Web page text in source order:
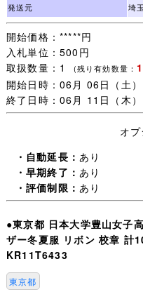
・お手数ですが下記を全て
承いただいたこととさせて
・日々学校生活に使われた
の汚れやダメージ以外は記
ます。
・【 評価：新規の方 いた
に質問欄からお約束ください
(「 入札します 」だけは不
が入札をお取り消しするこ
に困っています。
（いたずら落札は随時必ず
迷惑な方はごく一部で評価
が完了します。
一部の方のために誠に申し
発送元 埼
開始価格：*****円
入札単位：500円
取扱数量：1
(残り有効数量： 1
開始日時：06月 06日（土
終了日時：06月 11日（木
オ
・自動延長： あり
・早期終了： あり
・評価制限： あり
●東京都 日本大学豊山女子
ザー冬夏服 リボン 校章 計
KR11T6433
東京都